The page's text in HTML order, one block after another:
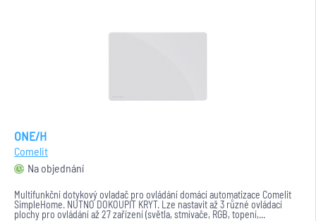
ONE/H
Comelit
Na objednání
Multifunkční dotykový ovladač pro ovládání domácí automatizace Comelit
SimpleHome. NUTNO DOKOUPIT KRYT. Lze nastavit až 3 různé ovládací
plochy pro ovládání až 27 zařízení (světla, stmívače, RGB, topení,...